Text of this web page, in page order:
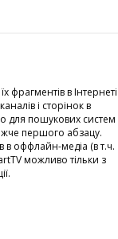
фрагментів в Інтернеті
і сторінок в
для пошукових систем
першого абзацу.
в оффлайн-медіа (в т.ч.
можливо тільки з